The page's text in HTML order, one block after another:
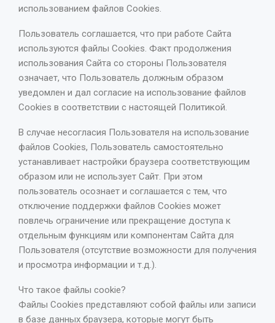
использованием файлов Сookies.
Пользователь соглашается, что при работе Сайта
используются файлы Сookies. Факт продолжения
использования Сайта со стороны Пользователя
означает, что Пользователь должным образом
уведомлен и дал согласие на использование файлов
Cookies в соответствии с настоящей Политикой.
В случае несогласия Пользователя на использование
файлов Cookies, Пользователь самостоятельно
устанавливает настройки браузера соответствующим
образом или не использует Сайт. При этом
пользователь осознает и соглашается с тем, что
отключение поддержки файлов Cookies может
повлечь ограничение или прекращение доступа к
отдельным функциям или компонентам Сайта для
Пользователя (отсутствие возможности для получения
и просмотра информации и т.д.).
Что такое файлы cookie?
Файлы Cookies представляют собой файлы или записи
в базе данных браузера, которые могут быть